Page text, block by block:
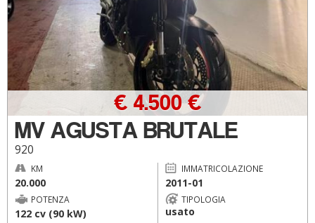
MV AGUSTA BRUTALE
920
€ 4.500 €
KM
20.000
IMMATRICOLAZIONE
2011-01
POTENZA
122 cv (90 kW)
TIPOLOGIA
usato